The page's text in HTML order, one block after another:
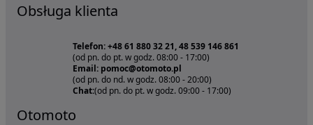
Obsługa klienta
Telefon: +48 61 880 32 21, 48 539 146 861
(od pn. do pt. w godz. 08:00 - 17:00)
Email: pomoc@otomoto.pl
(od pn. do nd. w godz. 08:00 - 20:00)
Chat:(od pn. do pt. w godz. 09:00 - 17:00)
Otomoto